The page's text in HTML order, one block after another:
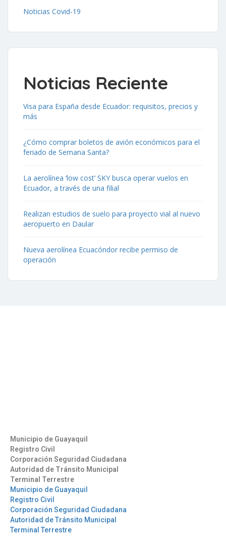
Noticias Covid-19
Noticias Reciente
Visa para España desde Ecuador: requisitos, precios y
más
¿Cómo comprar boletos de avión económicos para el
feriado de Semana Santa?
La aerolínea ‘low cost’ SKY busca operar vuelos en
Ecuador, a través de una filial
Realizan estudios de suelo para proyecto vial al nuevo
aeropuerto en Daular
Nueva aerolínea Ecuacóndor recibe permiso de
operación
Municipio de Guayaquil
Registro Civil
Corporación Seguridad Ciudadana
Autoridad de Tránsito Municipal
Terminal Terrestre
Municipio de Guayaquil
Registro Civil
Corporación Seguridad Ciudadana
Autoridad de Tránsito Municipal
Terminal Terrestre